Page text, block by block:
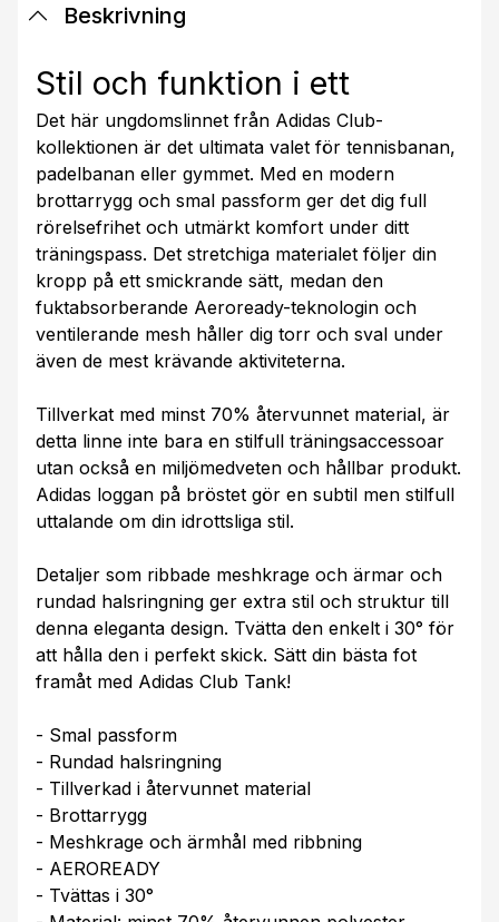
Beskrivning
Stil och funktion i ett
Det här ungdomslinnet från Adidas Club-
kollektionen är det ultimata valet för tennisbanan,
padelbanan eller gymmet. Med en modern
brottarrygg och smal passform ger det dig full
rörelsefrihet och utmärkt komfort under ditt
träningspass. Det stretchiga materialet följer din
kropp på ett smickrande sätt, medan den
fuktabsorberande Aeroready-teknologin och
ventilerande mesh håller dig torr och sval under
även de mest krävande aktiviteterna.
Tillverkat med minst 70% återvunnet material, är
detta linne inte bara en stilfull träningsaccessoar
utan också en miljömedveten och hållbar produkt.
Adidas loggan på bröstet gör en subtil men stilfull
uttalande om din idrottsliga stil.
Detaljer som ribbade meshkrage och ärmar och
rundad halsringning ger extra stil och struktur till
denna eleganta design. Tvätta den enkelt i 30° för
att hålla den i perfekt skick. Sätt din bästa fot
framåt med Adidas Club Tank!
- Smal passform
- Rundad halsringning
- Tillverkad i återvunnet material
- Brottarrygg
- Meshkrage och ärmhål med ribbning
- AEROREADY
- Tvättas i 30°